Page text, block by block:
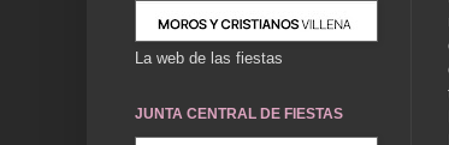
La web de las fiestas
JUNTA CENTRAL DE FIESTAS